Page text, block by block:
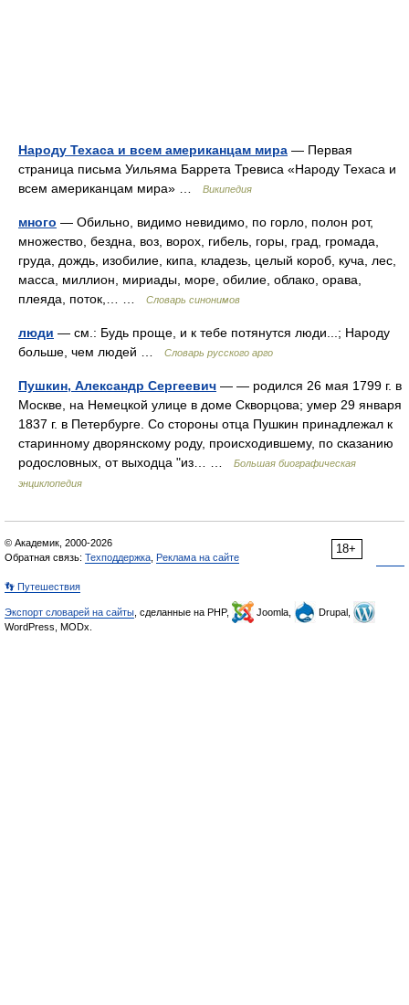
Народу Техаса и всем американцам мира — Первая
страница письма Уильяма Баррета Тревиса «Народу Техаса и
всем американцам мира» …
Википедия
много — Обильно, видимо невидимо, по горло, полон рот,
множество, бездна, воз, ворох, гибель, горы, град, громада,
груда, дождь, изобилие, кипа, кладезь, целый короб, куча, лес,
масса, миллион, мириады, море, обилие, облако, орава,
плеяда, поток,… …
Словарь синонимов
люди — см.: Будь проще, и к тебе потянутся люди...; Народу
больше, чем людей …
Словарь русского арго
Пушкин, Александр Сергеевич — — родился 26 мая 1799 г. в
Москве, на Немецкой улице в доме Скворцова; умер 29 января
1837 г. в Петербурге. Со стороны отца Пушкин принадлежал к
старинному дворянскому роду, происходившему, по сказанию
родословных, от выходца "из… …
Большая биографическая
энциклопедия
18+
© Академик, 2000-2026
Обратная связь: Техподдержка Реклама на сайте
👣 Путешествия
Экспорт словарей на сайты , сделанные на PHP, Joomla,
Drupal,
WordPress, MODx.